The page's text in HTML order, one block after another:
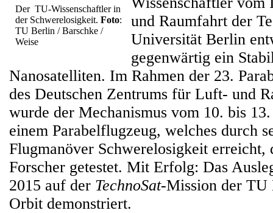
Der TU-Wissenschaftler in
der Schwerelosigkeit. Foto:
TU Berlin / Barschke /
Weise
und Raumfahrt der
Universität Berlin
gegenwärtig ein
Nanosatelliten. Im Rahmen der 23.
des Deutschen Zentrums für Luft- und
wurde der Mechanismus vom 10. bis
einem Parabelflugzeug, welches durch
Flugmanöver Schwerelosigkeit
Forscher getestet. Mit Erfolg: Das
2015 auf der TechnoSat-Mission der TU
Orbit demonstriert.